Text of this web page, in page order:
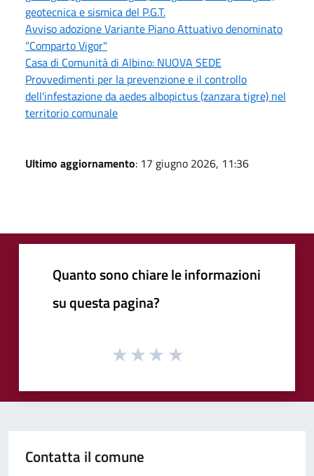
geotecnica e sismica del P.G.T.
Avviso adozione Variante Piano Attuativo denominato
“Comparto Vigor"
Casa di Comunità di Albino: NUOVA SEDE
Provvedimenti per la prevenzione e il controllo
dell'infestazione da aedes albopictus (zanzara tigre) nel
territorio comunale
Ultimo aggiornamento: 17 giugno 2026, 11:36
Quanto sono chiare le informazioni
su questa pagina?
Contatta il comune